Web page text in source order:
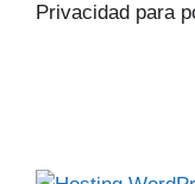
Privacidad para